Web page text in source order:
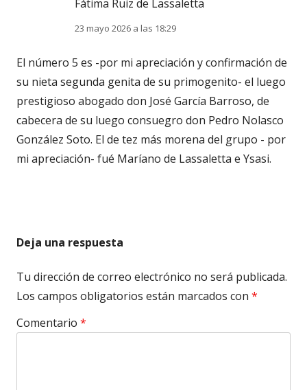
Fátima Ruiz de Lassaletta
23 mayo 2026 a las 18:29
El número 5 es -por mi apreciación y confirmación de
su nieta segunda genita de su primogenito- el luego
prestigioso abogado don José García Barroso, de
cabecera de su luego consuegro don Pedro Nolasco
González Soto. El de tez más morena del grupo - por
mi apreciación- fué Maríano de Lassaletta e Ysasi.
Deja una respuesta
Tu dirección de correo electrónico no será publicada.
Los campos obligatorios están marcados con *
Comentario *